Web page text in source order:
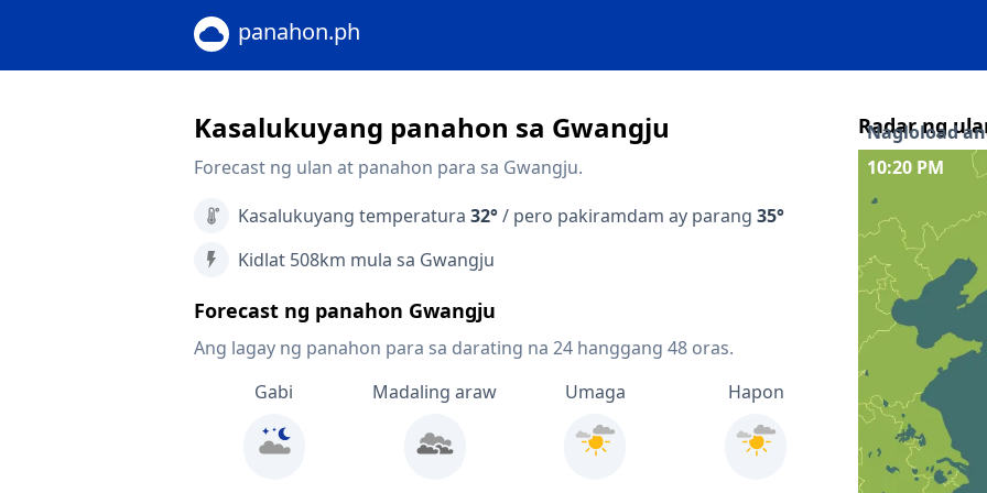
panahon.ph
Kasalukuyang panahon sa Gwangju
Forecast ng ulan at panahon para sa Gwangju.
Kasalukuyang temperatura 32°/ pero pakiramdam ay parang 35°
Kidlat 508km mula sa Gwangju
Forecast ng panahon Gwangju
Ang lagay ng panahon para sa darating na 24 hanggang 48 oras.
Gabi
Madaling araw Umaga Hapon
Radar ng
Nagloload
10:25 PM
Quicklinks
Forecast sa
Forecast sa
Radar ng
Mapa ng
Mga kalapit